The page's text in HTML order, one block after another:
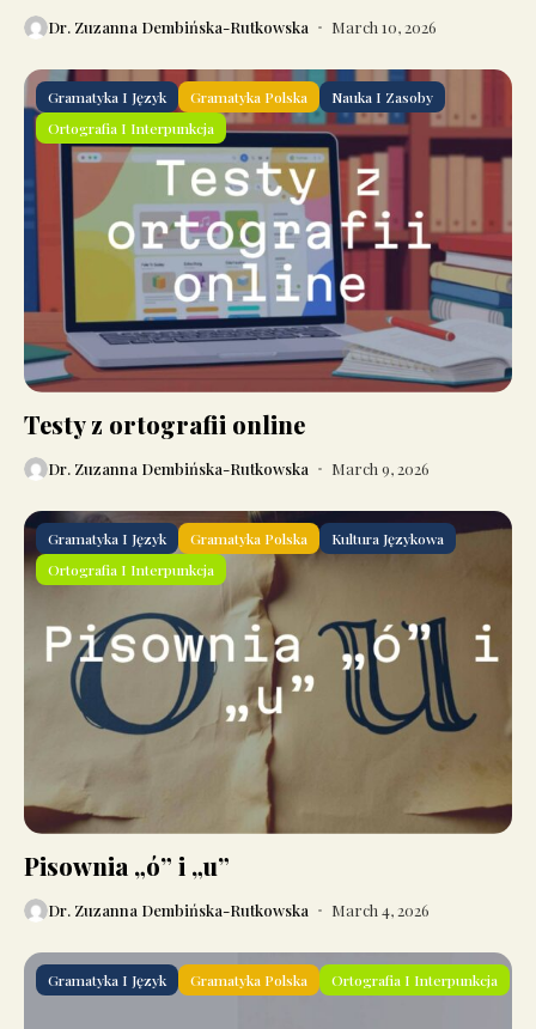
Dr. Zuzanna Dembińska-Rutkowska March 10, 2026
Gramatyka I Język Gramatyka Polska
Nauka I Zasoby
Ortografia I Interpunkcja
Testy z ortografii online
Dr. Zuzanna Dembińska-Rutkowska March 9, 2026
Gramatyka I Język Gramatyka Polska
Kultura Językowa
Ortografia I Interpunkcja
Pisownia „ó” i „u”
Dr. Zuzanna Dembińska-Rutkowska March 4, 2026
Gramatyka I Język Gramatyka Polska Ortografia I Interpunkcja